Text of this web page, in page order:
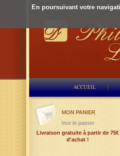
En poursuivant votre
ACCUEIL
MON PANIER
Voir le panier
Livraison gratuite à partir de 75€
d'achat !